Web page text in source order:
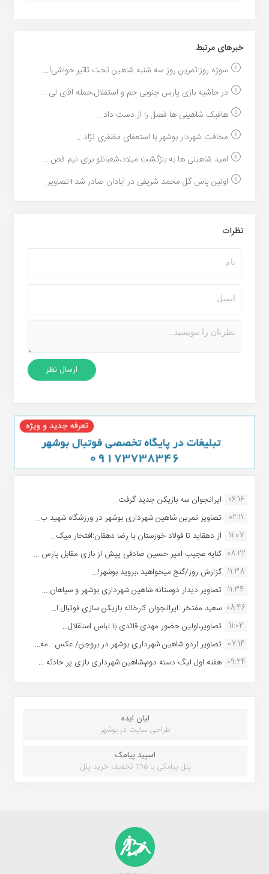
خبر‌های مرتبط
سوژه روز:تمرین روز سه شنبه شاهین تحت تاثیر حواشی!...
در حاشیه بازی پارس جنوبی جم و استقلال،حمله اقای لی...
هافبک شاهینی ها فصل را از دست داد...
مخافت شهردار بوشهر با استعفای مظفری نژاد...
امید شاهینی ها به بازگشت میلاد،شعبانلو برای نیم فص...
اولین پاس گل محمد شریفی در آبادان صادر شد+تصاویر...
نظرات
06:16 ایرانجوان سه بازیکن جدید گرفت...
02:11
تصاویر تمرین شاهین شهردارى بوشهر در ورزشگاه شهید ب...
11:07
از دهقاید تا فولاد خوزستان با رضا دهقان:افتخار میک...
08:22 کنایه عجیب امیر حسین صادقی پیش از بازی مقابل پارس ...
11:38 گزارش روز/گنج میخواهید ،بروید بوشهر!...
11:34 تصاویر دیدار دوستانه شاهین شهردارى بوشهر و سپاهان ...
08:46 سعید مفتخر :ایرانجوان کارخانه بازیکن سازی فوتبال ا...
11:02
تصاویر،اولین حضور مهدی قائدی با لباس استقلال...
07:14 تصاویر اردو شاهین شهرداری بوشهر در بروجن/ عکس : مه...
09:24 هفته اول لیگ دسته دوم،شاهین شهرداری بازی پر حادثه ...
لیان ایده
طراحی سایت در بوشهر
اسپید پیامک
پنل پیامکی با ۹۵٪ تخفیف خرید پنل